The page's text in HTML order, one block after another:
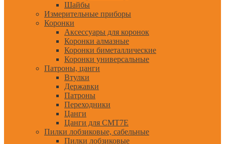
Шайбы
Измерительные приборы
Коронки
Аксессуары для коронок
Коронки алмазные
Коронки биметаллические
Коронки универсальные
Патроны, цанги
Втулки
Державки
Патроны
Переходники
Цанги
Цанги для CMT7E
Пилки лобзиковые, сабельные
Пилки лобзиковые